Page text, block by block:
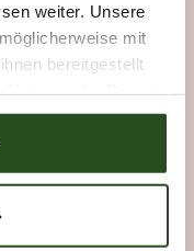
weiter. Unsere
mit
bereitgestellt
im Domaine de
von 90 bis